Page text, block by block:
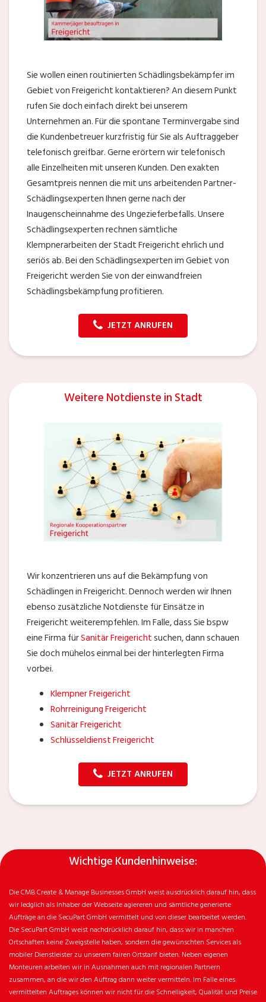
Sie wollen einen routinierten Schädlingsbekämpfer im
Gebiet von Freigericht kontaktieren? An diesem Punkt
rufen Sie doch einfach direkt bei unserem
Unternehmen an. Für die spontane Terminvergabe sind
die Kundenbetreuer kurzfristig für Sie als Auftraggeber
telefonisch greifbar. Gerne erörtern wir telefonisch
alle Einzelheiten mit unseren Kunden. Den exakten
Gesamtpreis nennen die mit uns arbeitenden Partner-
Schädlingsexperten Ihnen gerne nach der
Inaugenscheinnahme des Ungezieferbefalls. Unsere
Schädlingsexperten rechnen sämtliche
Klempnerarbeiten der Stadt Freigericht ehrlich und
seriös ab. Bei den Schädlingsexperten im Gebiet von
Freigericht werden Sie von der einwandfreien
Schädlingsbekämpfung profitieren.
JETZT ANRUFEN
Weitere Notdienste in Stadt
Wir konzentrieren uns auf die Bekämpfung von
Schädlingen in Freigericht. Dennoch werden wir Ihnen
ebenso zusätzliche Notdienste für Einsätze in
Freigericht weiterempfehlen. Im Falle, dass Sie bspw
eine Firma fürSanitär Freigerichtsuchen, dann schauen
Sie doch mühelos einmal bei der hinterlegten Firma
vorbei.
Klempner Freigericht
Rohrreinigung Freigericht
Sanitär Freigericht
Schlüsseldienst Freigericht
JETZT ANRUFEN
Wichtige Kundenhinweise:
Die CMB Create & Manage Businesses GmbH weist ausdrücklich darauf hin, dass
wir ledglich als Inhaber der Webseite agiereren und sämtliche generierte
Aufträge an die SecuPart GmbH vermittelt und von dieser bearbeitet werden.
Die SecuPart GmbH weist nachdrücklich darauf hin, dass wir in manchen
Ortschaften keine Zweigstelle haben, sondern die gewünschten Services als
mobiler Dienstleister zu unserem fairen Ortstarif bieten. Neben eigenen
Monteuren arbeiten wir in Ausnahmen auch mit regionalen Partnern
zusammen, an die wir den Auftrag dann weiter vermitteln. Im Falle eines
vermittelten Auftrages können wir nicht für die Schnelligkeit, Qualität und Preise